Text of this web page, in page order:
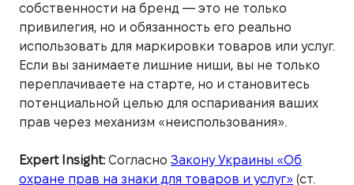
собственности на бренд — это не только
привилегия, но и обязанность его реально
использовать для маркировки товаров или услуг.
Если вы занимаете лишние ниши, вы не только
переплачиваете на старте, но и становитесь
потенциальной целью для оспаривания ваших
прав через механизм «неиспользования».
Expert Insight:Согласно Закону Украины «Об
охране прав на знаки для товаров и услуг» (ст.